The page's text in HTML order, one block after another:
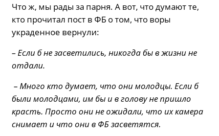
Что ж, мы рады за парня. А вот, что думают те,
кто прочитал пост в ФБ о том, что воры
украденное вернули:
– Если б не засветились, никогда бы в жизни не
отдали.
– Много кто думает, что они молодцы. Если б
были молодцами, им бы и в голову не пришло
красть. Просто они не ожидали, что их камера
снимает и что они в ФБ засветятся.